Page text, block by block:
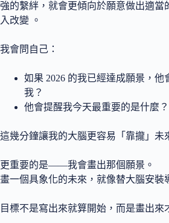
強的繫絆，就會更傾向於願意做出適當
入改變 。
我會問自己：
如果 2026 的我已經達成願景，他
我？
他會提醒我今天最重要的是什麼？
這幾分鐘讓我的大腦更容易「靠攏」未
更重要的是——我會畫出那個願景。
畫一個具象化的未來，就像替大腦安裝
目標不是寫出來就算開始，而是畫出來